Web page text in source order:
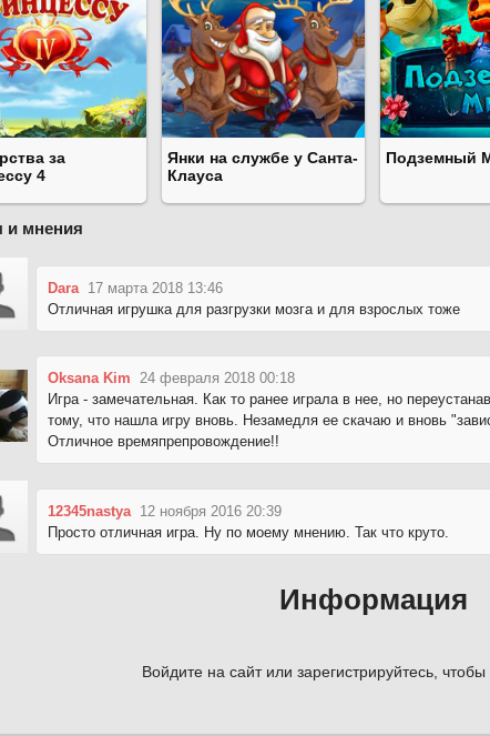
за
4
Янки на службе у Санта-
Клауса
Подземный
мнения
Dara 17 марта 2018 13:46
Отличная игрушка для разгрузки мозга и для взрослых тоже
Oksana Kim 24 февраля 2018 00:18
Игра - замечательная. Как то ранее играла в нее, но
тому, что нашла игру вновь. Незамедля ее скачаю и вновь
Отличное времяпрепровождение!!
12345nastya 12 ноября 2016 20:39
Просто отличная игра. Ну по моему мнению. Так что круто.
Информация
Войдите на сайт или зарегистрируйтесь, чтобы